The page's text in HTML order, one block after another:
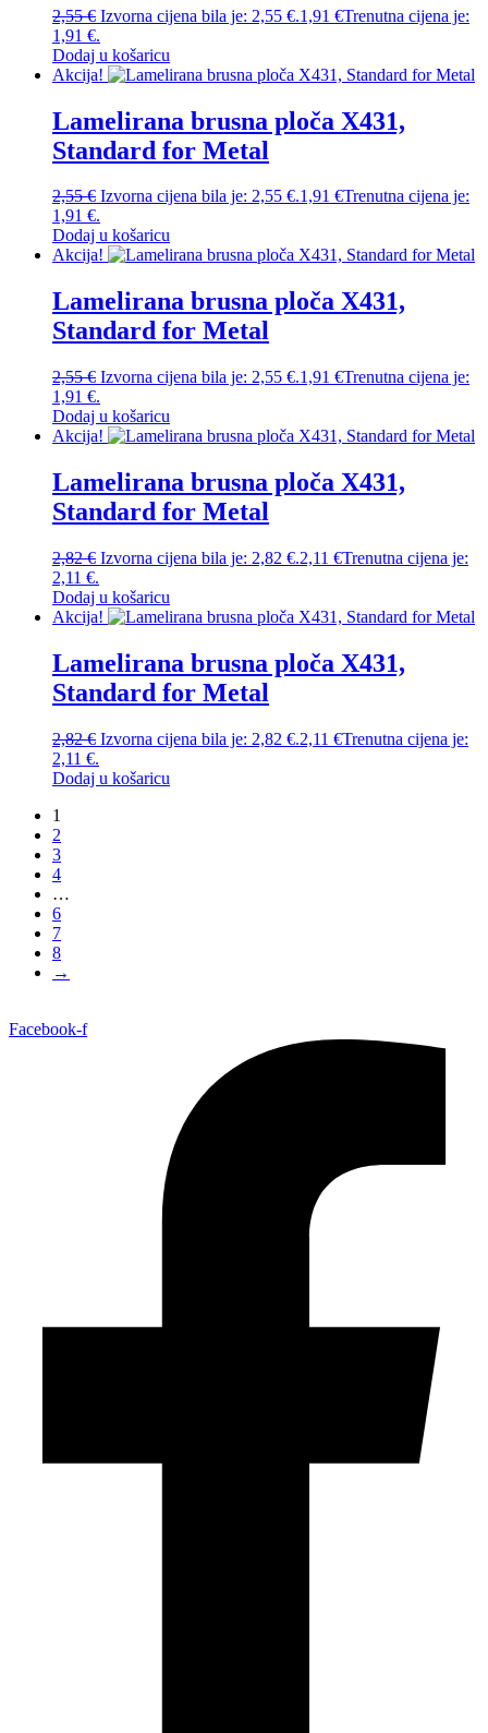
2,55€ Izvorna cijena bila je: 2,55 €.1,91 €Trenutna cijena je:
1,91 €.
Dodaj u košaricu
Akcija!
Lamelirana brusna ploča X431,
Standard for Metal
2,55€ Izvorna cijena bila je: 2,55 €.1,91 €Trenutna cijena je:
1,91 €.
Dodaj u košaricu
Akcija!
Lamelirana brusna ploča X431,
Standard for Metal
2,55€ Izvorna cijena bila je: 2,55 €.1,91 €Trenutna cijena je:
1,91 €.
Dodaj u košaricu
Akcija!
Lamelirana brusna ploča X431,
Standard for Metal
2,82€ Izvorna cijena bila je: 2,82 €.2,11 €Trenutna cijena je:
2,11 €.
Dodaj u košaricu
Akcija!
Lamelirana brusna ploča X431,
Standard for Metal
2,82€ Izvorna cijena bila je: 2,82 €.2,11 €Trenutna cijena je:
2,11 €.
Dodaj u košaricu
1
2
3
4
…
6
7
8
→
Facebook-f